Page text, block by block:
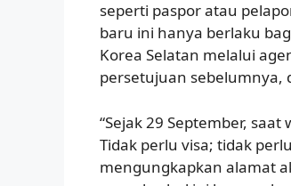
seperti paspor atau
baru ini hanya berlaku
Korea Selatan melalui
persetujuan sebelumnya,
“Sejak 29 September,
Tidak perlu visa; tidak
mengungkapkan alamat